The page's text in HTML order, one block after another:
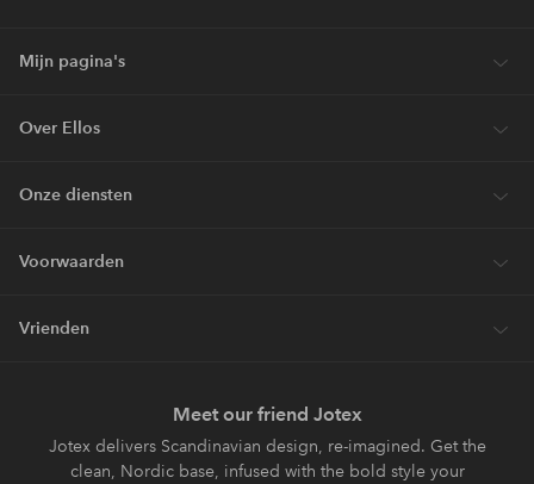
Mijn pagina's
Over Ellos
Onze diensten
Voorwaarden
Vrienden
Meet our friend Jotex
Jotex delivers Scandinavian design, re-imagined. Get the
clean, Nordic base, infused with the bold style your